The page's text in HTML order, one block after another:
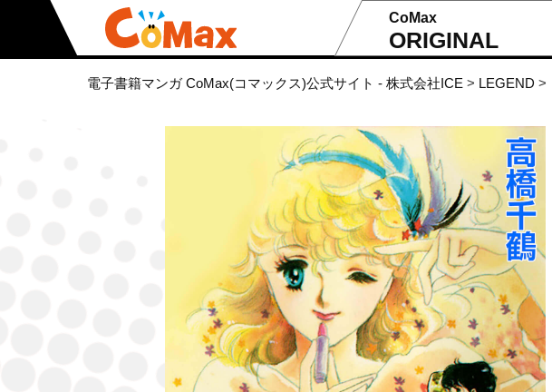
CoMax
ORIGINAL
電子書籍マンガ CoMax(コマックス)公式サイト - 株式会社ICE > LEGEND >